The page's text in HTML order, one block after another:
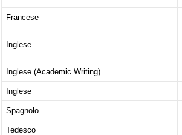
Francese
Inglese
Inglese (Academic Writing)
Inglese
Spagnolo
Tedesco